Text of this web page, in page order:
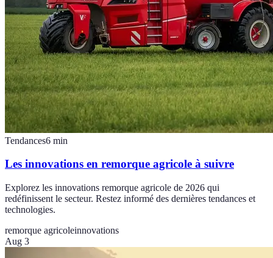
Tendances6 min
Les innovations en remorque agricole à suivre
Explorez les innovations remorque agricole de 2026 qui
redéfinissent le secteur. Restez informé des dernières tendances et
technologies.
remorque agricoleinnovations
Aug 3